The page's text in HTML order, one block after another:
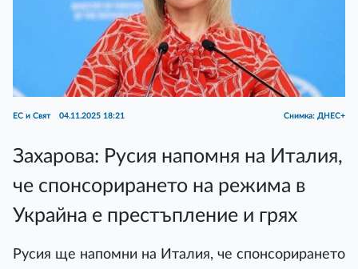
ЕС и Свят 04.11.2025 18:21 Снимка: ДНЕС+
Захарова: Русия напомня на Италия,
че спонсорирането на режима в
Украйна е престъпление и грях
Русия ще напомни на Италия, че спонсорирането